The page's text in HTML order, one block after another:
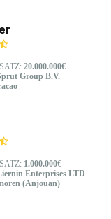
20.000.000€
Group B.V.
1.000.000€
Enterprises LTD
(Anjouan)